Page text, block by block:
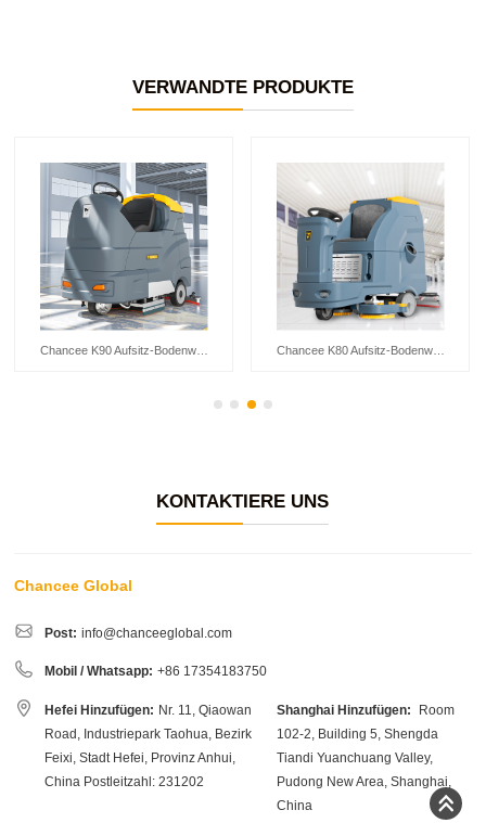
VERWANDTE PRODUKTE
Chancee K90 Aufsitz-Bodenwäscher Chancee K80 Aufsitz-Bodenwäscher
KONTAKTIERE UNS
Chancee Global
Post: info@chanceeglobal.com
Mobil / Whatsapp: +86 17354183750
Hefei Hinzufügen: Nr. 11, Qiaowan
Road, Industriepark Taohua, Bezirk
Feixi, Stadt Hefei, Provinz Anhui,
China Postleitzahl: 231202
Shanghai Hinzufügen:
Room
102-2, Building 5, Shengda
Tiandi Yuanchuang Valley,
Pudong New Area, Shanghai,
China